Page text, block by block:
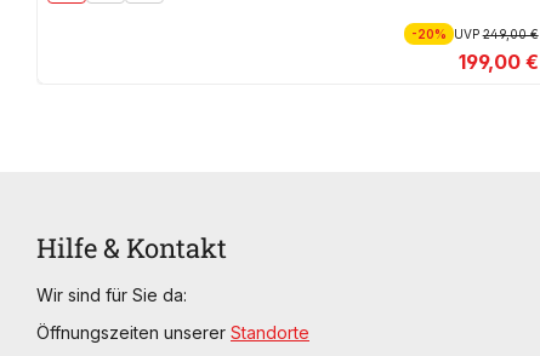
-20% UVP249,00 €
199,00 €
Hilfe & Kontakt
Wir sind für Sie da:
Öffnungszeiten unserer Standorte